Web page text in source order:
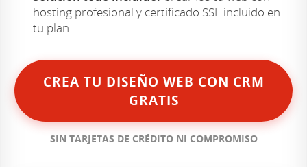
hosting profesional y certificado SSL incluido en
tu plan.
CREA TU DISEÑO WEB CON CRM
GRATIS
SIN TARJETAS DE CRÉDITO NI COMPROMISO